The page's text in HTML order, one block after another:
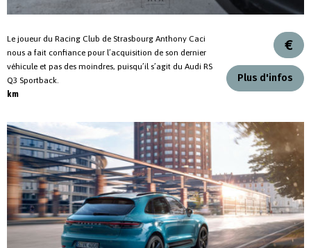
Le joueur du Racing Club de Strasbourg Anthony Caci
nous a fait confiance pour l’acquisition de son dernier
véhicule et pas des moindres, puisqu’il s’agit du Audi RS
Q3 Sportback.
km
€
Plus d'infos